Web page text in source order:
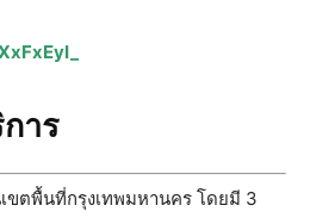
าร
ขตพื้นที่กรุงเทพมหานคร โดยมี 3